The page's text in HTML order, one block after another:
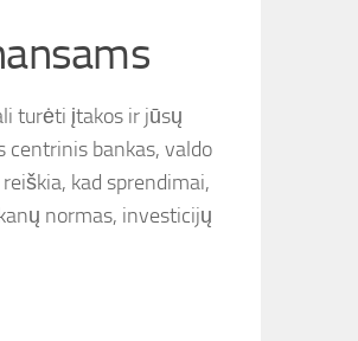
turėti įtakos ir jūsų
centrinis bankas, valdo
kad sprendimai,
normas, investicijų